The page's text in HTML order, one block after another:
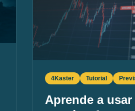
4Kaster Tutorial
Aprende a